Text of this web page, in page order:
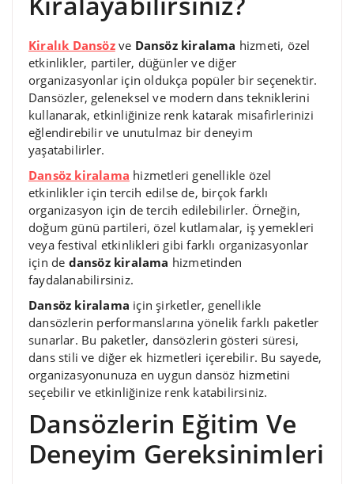
Kiralık Dansözve Dansöz kiralama hizmeti, özel
etkinlikler, partiler, düğünler ve diğer
organizasyonlar için oldukça popüler bir seçenektir.
Dansözler, geleneksel ve modern dans tekniklerini
kullanarak, etkinliğinize renk katarak misafirlerinizi
eğlendirebilir ve unutulmaz bir deneyim
yaşatabilirler.
Dansöz kiralama hizmetleri genellikle özel
etkinlikler için tercih edilse de, birçok farklı
organizasyon için de tercih edilebilirler. Örneğin,
doğum günü partileri, özel kutlamalar, iş yemekleri
veya festival etkinlikleri gibi farklı organizasyonlar
için de dansöz kiralama hizmetinden
faydalanabilirsiniz.
Dansöz kiralama için şirketler, genellikle
dansözlerin performanslarına yönelik farklı paketler
sunarlar. Bu paketler, dansözlerin gösteri süresi,
dans stili ve diğer ek hizmetleri içerebilir. Bu sayede,
organizasyonunuza en uygun dansöz hizmetini
seçebilir ve etkinliğinize renk katabilirsiniz.
Dansözlerin Eğitim Ve
Deneyim Gereksinimleri